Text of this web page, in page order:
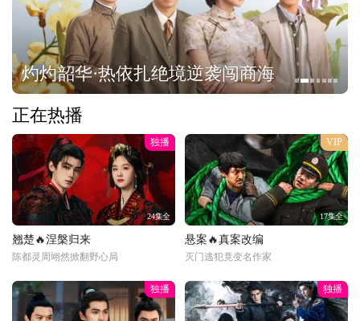
灼灼韶华·热依扎绝境逆袭闯商海
正在热播
独播
24集全
翘楚🔥涅槃归来
陈都灵周翊然掀翻野心局
VIP
17集全
悬案🔥真案改编
灭门逃犯竟变名作家
独播 独播